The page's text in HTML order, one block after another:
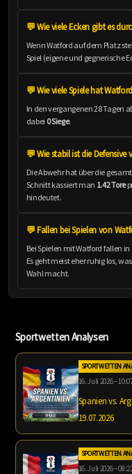
💬 Wie viele Ecken gibt es
Wenn Watford auf dem Platz
Spiel (eigene und gegnerische
💬 Wie viele Spiele hat
In den vergangenen 28 Tagen
dabei 0 Siege.
💬 Wie stabil ist die Defensive
Die Abwehr hat über die
Schnitt kassiert man 1.42 Tore
hindeutet.
💬 Fallen bei Spielen von
Bei Spielen mit Watford fallen
Es geht meist eher ruhig los,
Wahl macht.
Sportwetten Analysen
SPORTWETTEN
16. Juli 2026 –
Spanien vs.
19.07.2026
SPORTWETTEN
16. Juli 2026 –